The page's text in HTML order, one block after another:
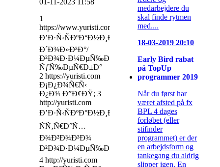
01-11-2023 11:58
1
https://www.yuristi.com
Ð’Ð·Ñ‹ÑÐºÐ°Ð½Ð¸Ðµ
Ð´Ð¾Ð»Ð³Ð°/
Ð²Ð¾Ð·Ð¼ÐµÑ‰ÐµÐ½Ð¸Ðµ
ÑƒÑ‰ÐµÑ€Ð±Ð°
2 https://yuristi.com
Ð¡Ð¿Ð¾Ñ€Ñ‹
Ð¿Ð¾ Ð”Ð¢ÐŸ; 3
http://yuristi.com
Ð’Ð·Ñ‹ÑÐºÐ°Ð½Ð¸Ðµ
ÑÑ‚Ñ€Ð°Ñ…
Ð¾Ð²Ð¾Ð³Ð¾
Ð²Ð¾Ð·Ð¼ÐµÑ‰ÐµÐ½Ð¸Ñ
4 http://yuristi.com
medarbejdere du
skal finde rytmen
med....
18-03-2019 20:10
Early Bird rabat
på TopUp
programmer 2019
Når du først har
været afsted på fx
BPL 4 dages
forløbet (eller
stifinder
programmet) er der
en arbejdsform og
tankegang du aldrig
slipper igen. En